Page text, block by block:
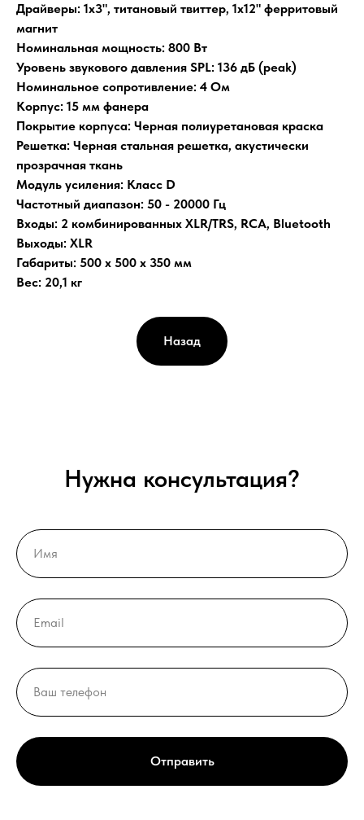
Драйверы: 1х3", титановый твиттер, 1x12" ферритовый
магнит
Номинальная мощность: 800 Вт
Уровень звукового давления SPL: 136 дБ (peak)
Номинальное сопротивление: 4 Ом
Корпус: 15 мм фанера
Покрытие корпуса: Черная полиуретановая краска
Решетка: Черная стальная решетка, акустически
прозрачная ткань
Модуль усиления: Класс D
Частотный диапазон: 50 - 20000 Гц
Входы: 2 комбинированных XLR/TRS, RCA, Bluetooth
Выходы: XLR
Габариты: 500 x 500 х 350 мм
Вес: 20,1 кг
Назад
Нужна консультация?
Отправить